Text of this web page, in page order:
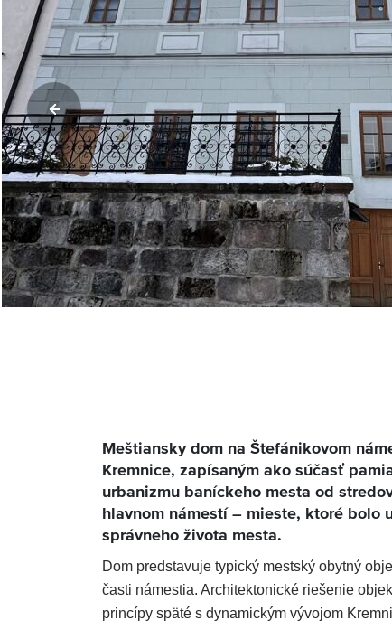
Meštiansky dom na Štefánikovom
Kremnice, zapísaným ako súčasť
urbanizmu baníckeho mesta od
hlavnom námestí – mieste, ktoré bolo
správneho života mesta.
Dom predstavuje typický mestský obytný
časti námestia. Architektonické riešenie
princípy späté s dynamickým vývojom